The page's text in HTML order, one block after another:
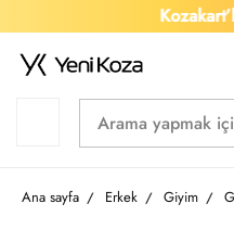
Ana sayfa Erkek Giyim